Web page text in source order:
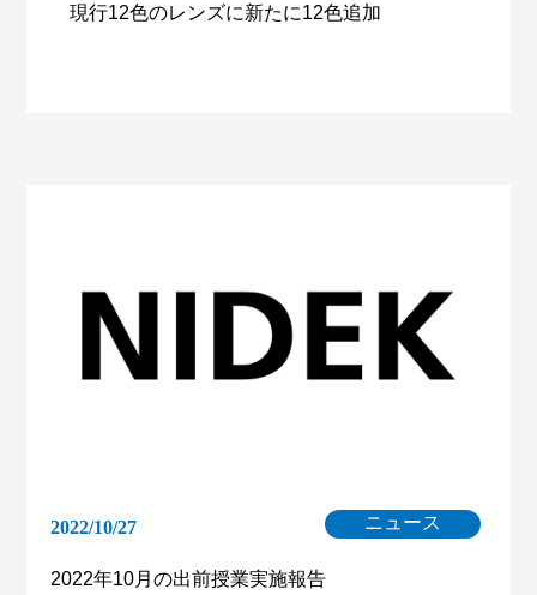
現行12色のレンズに新たに12色追加
2022/10/27 ニュース
2022年10月の出前授業実施報告